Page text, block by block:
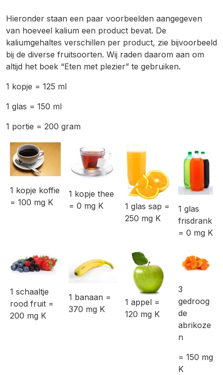
Hieronder staan een paar voorbeelden aangegeven
van hoeveel kalium een product bevat. De
kaliumgehaltes verschillen per product, zie bijvoorbeeld
bij de diverse fruitsoorten. Wij raden daarom aan om
altijd het boek “Eten met plezier” te gebruiken.
1 kopje = 125 ml
1 glas = 150 ml
1 portie = 200 gram
1 kopje koffie
= 100 mg K
1 kopje thee
= 0 mg K
1 glas sap =
250 mg K
1 glas
frisdrank
= 0 mg K
1 schaaltje
rood fruit =
200 mg K
1 banaan =
370 mg K
1 appel =
120 mg K
3
gedroog
de
abrikoze
n
= 150 mg
K